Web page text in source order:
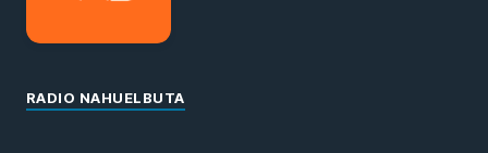
RADIO NAHUELBUTA